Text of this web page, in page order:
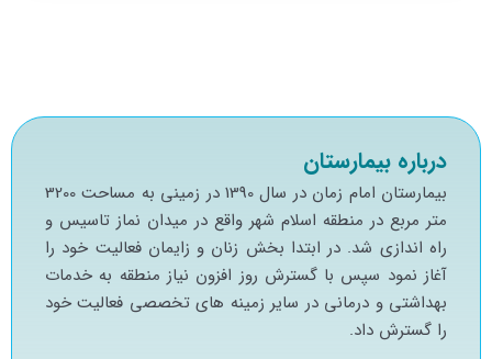
درباره بیمارستان
بيمارستان امام زمان در سال 1390 در زميني به مساحت 3200
متر مربع در منطقه اسلام شهر واقع در ميدان نماز تاسيس و
راه اندازي شد. در ابتدا بخش زنان و زايمان فعاليت خود را
آغاز نمود سپس با گسترش روز افزون نياز منطقه به خدمات
بهداشتي و درماني در ساير زمينه هاي تخصصي فعاليت خود
را گسترش داد.